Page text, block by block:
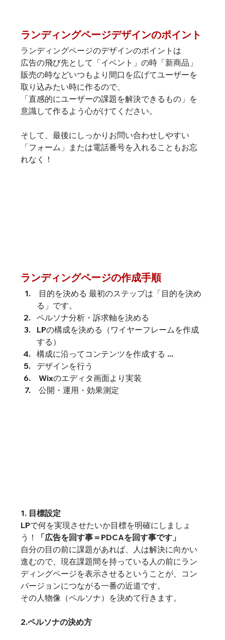
ランディングページデザインのポイント
ランディングページのデザインのポイントは
広告の飛び先として「イベント」の時「新商品」
販売の時などいつもより間口を広げてユーザーを
取り込みたい時に作るので、
「直感的にユーザーの課題を解決できるもの」を
意識して作るよう心がけてください。
そして、最後にしっかりお問い合わせしやすい
「フォーム」または電話番号を入れることもお忘
れなく！
ランディングページの作成手順
る」です。
ペルソナ分析・訴求軸を決める
LPの構成を決める（ワイヤーフレームを作成
する）
構成に沿ってコンテンツを作成する ...
デザインを行う
Wixのエディタ画面より実装
公開・運用・効果測定
1. 目標設定
LPで何を実現させたいか目標を明確にしましょ
う！
「広告を回す事＝PDCAを回す事です」
自分の目の前に課題があれば、人は解決に向かい
進むので、現在課題間を持っている人の前にラン
ディングページを表示させるということが、コン
バージョンにつながる一番の近道です。
その人物像（ペルソナ）を決めて行きます。
2.ペルソナの決め方